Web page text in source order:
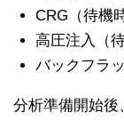
CRG（待機
高圧注入（
バックフラ
分析準備開始後